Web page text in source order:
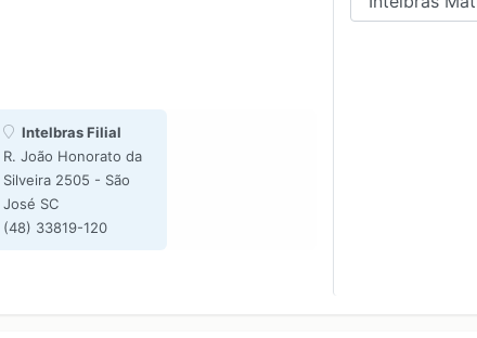
Intelbras Filial
R. João Honorato da
Silveira 2505 - São
José SC
(48) 33819-120